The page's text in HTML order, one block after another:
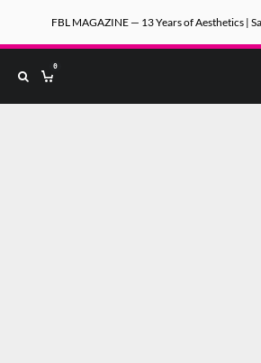
FBL MAGAZINE — 13 Years of Aesthetics |
0